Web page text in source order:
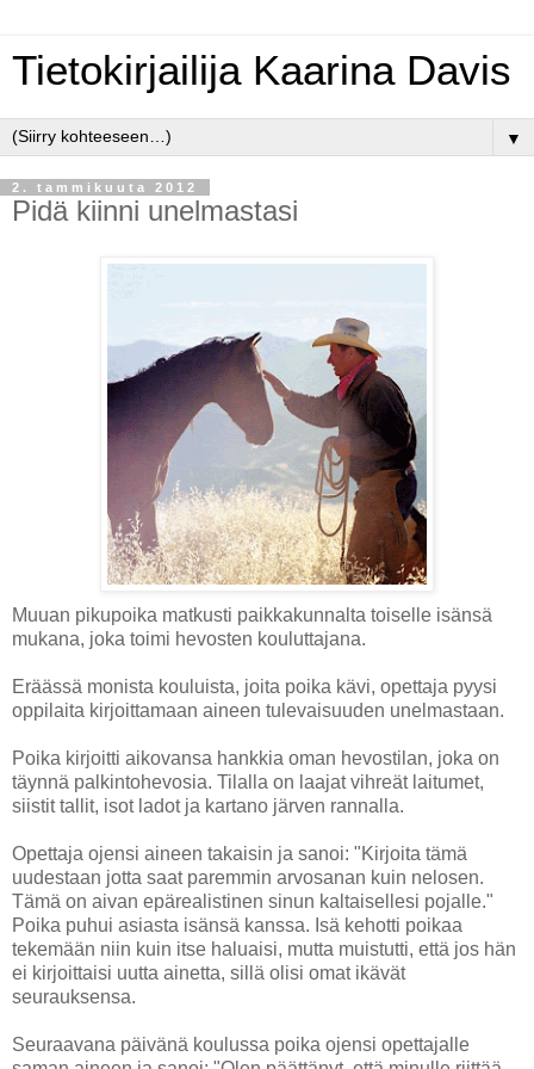
Tietokirjailija Kaarina Davis
▼
2. tammikuuta 2012
Pidä kiinni unelmastasi
Muuan pikupoika matkusti paikkakunnalta toiselle isänsä
mukana, joka toimi hevosten kouluttajana.
Eräässä monista kouluista, joita poika kävi, opettaja pyysi
oppilaita kirjoittamaan aineen tulevaisuuden unelmastaan.
Poika kirjoitti aikovansa hankkia oman hevostilan, joka on
täynnä palkintohevosia. Tilalla on laajat vihreät laitumet,
siistit tallit, isot ladot ja kartano järven rannalla.
Opettaja ojensi aineen takaisin ja sanoi: "Kirjoita tämä
uudestaan jotta saat paremmin arvosanan kuin nelosen.
Tämä on aivan epärealistinen sinun kaltaisellesi pojalle."
Poika puhui asiasta isänsä kanssa. Isä kehotti poikaa
tekemään niin kuin itse haluaisi, mutta muistutti, että jos hän
ei kirjoittaisi uutta ainetta, sillä olisi omat ikävät
seurauksensa.
Seuraavana päivänä koulussa poika ojensi opettajalle